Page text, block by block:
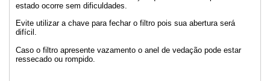
estado ocorre sem dificuldades.
Evite utilizar a chave para fechar o filtro pois sua abertura será
difícil.
Caso o filtro apresente vazamento o anel de vedação pode estar
ressecado ou rompido.